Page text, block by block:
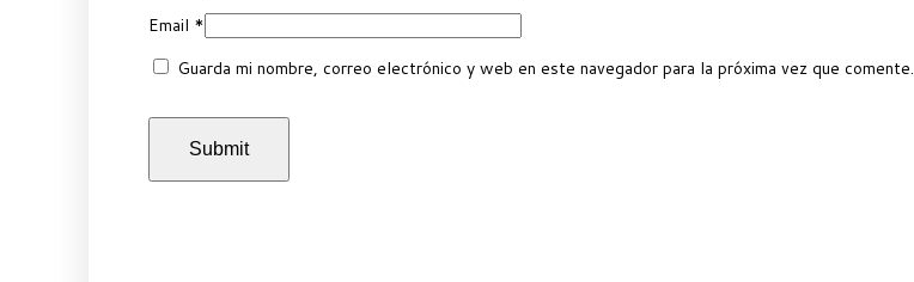
Email *
Guarda mi nombre, correo electrónico y web en este navegador para la próxima vez que comente.